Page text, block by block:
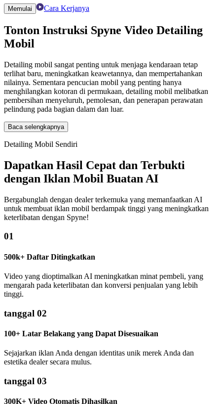
Memulai Cara Kerjanya
Tonton Instruksi Spyne Video Detailing
Mobil
Detailing mobil sangat penting untuk menjaga kendaraan tetap
terlihat baru, meningkatkan keawetannya, dan mempertahankan
nilainya. Sementara pencucian mobil yang penting hanya
menghilangkan kotoran di permukaan, detailing mobil melibatkan
pembersihan menyeluruh, pemolesan, dan penerapan perawatan
pelindung pada bagian dalam dan luar.
Baca selengkapnya
Detailing Mobil Sendiri
Dapatkan Hasil Cepat dan Terbukti
dengan Iklan Mobil Buatan AI
Bergabunglah dengan dealer terkemuka yang memanfaatkan AI
untuk membuat iklan mobil berdampak tinggi yang meningkatkan
keterlibatan dengan Spyne!
01
500k+ Daftar Ditingkatkan
Video yang dioptimalkan AI meningkatkan minat pembeli, yang
mengarah pada keterlibatan dan konversi penjualan yang lebih
tinggi.
tanggal 02
100+ Latar Belakang yang Dapat Disesuaikan
Sejajarkan iklan Anda dengan identitas unik merek Anda dan
estetika dealer secara mulus.
tanggal 03
300K+ Video Otomatis Dihasilkan